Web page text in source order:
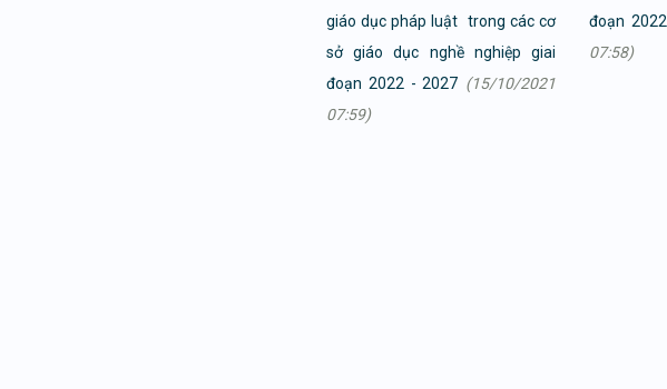
giáo dục pháp luật trong các cơ
sở giáo dục nghề nghiệp giai
đoạn 2022 - 2027 (15/10/2021
07:59)
đoạn
07:58)